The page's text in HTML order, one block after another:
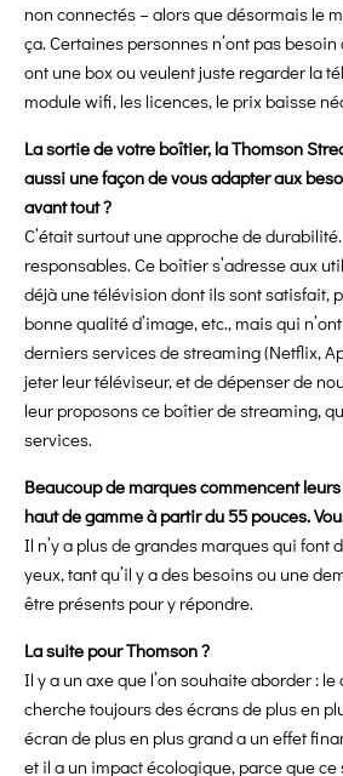
non connectés – alors que désormais le
ça. Certaines personnes n’ont pas besoin
ont une box ou veulent juste regarder la
module wifi, les licences, le prix baisse
La sortie de votre boîtier, la Thomson
aussi une façon de vous adapter aux
avant tout ?
C’était surtout une approche de
responsables. Ce boîtier s’adresse aux
déjà une télévision dont ils sont satisfait,
bonne qualité d’image, etc., mais qui
derniers services de streaming (Netflix,
jeter leur téléviseur, et de dépenser de
leur proposons ce boîtier de streaming,
services.
Beaucoup de marques commencent
haut de gamme à partir du 55 pouces.
Il n’y a plus de grandes marques qui font
yeux, tant qu’il y a des besoins ou une
être présents pour y répondre.
La suite pour Thomson ?
Il y a un axe que l’on souhaite aborder :
cherche toujours des écrans de plus en
écran de plus en plus grand a un effet
et il a un impact écologique, parce que